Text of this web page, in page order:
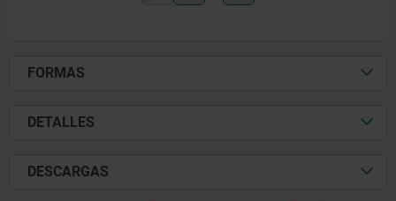
FORMAS
DETALLES
DESCARGAS